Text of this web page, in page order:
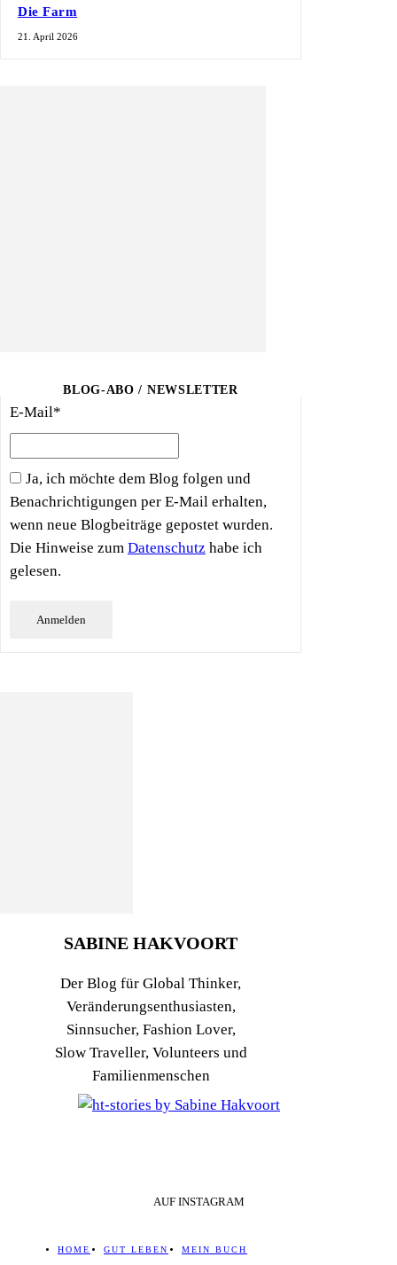
Die Farm
21. April 2026
BLOG-ABO / NEWSLETTER
E-Mail*
Ja, ich möchte dem Blog folgen und
Benachrichtigungen per E-Mail erhalten,
wenn neue Blogbeiträge gepostet wurden.
Die Hinweise zum Datenschutz habe ich
gelesen.
SABINE HAKVOORT
Der Blog für Global Thinker,
Veränderungsenthusiasten,
Sinnsucher, Fashion Lover,
Slow Traveller, Volunteers und
Familienmenschen
AUF INSTAGRAM
HOME GUT LEBEN MEIN BUCH